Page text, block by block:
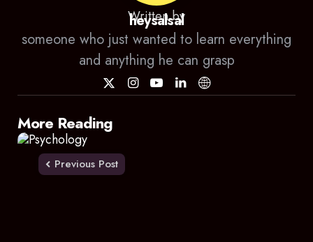
Written by
heysalsal
someone who just wanted to learn everything
and anything he can grasp
More Reading
Post
navigation
Previous Post